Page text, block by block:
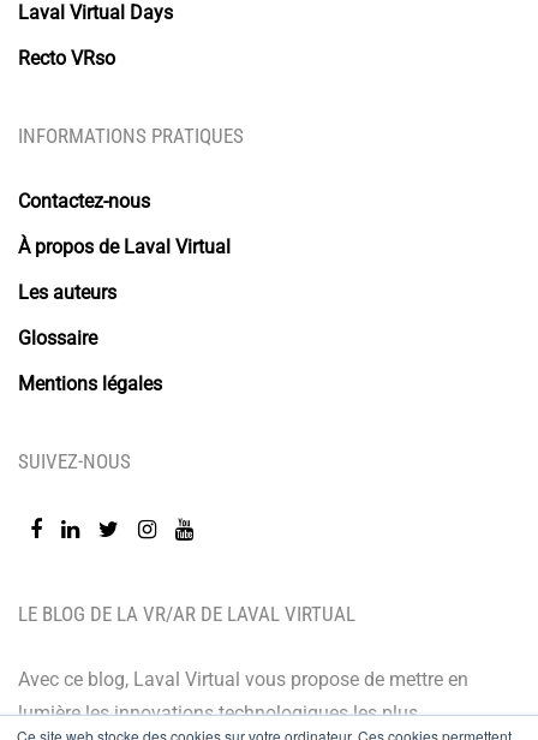
Ce site web stocke des cookies sur votre ordinateur. Ces cookies permettent
LE BLOG DE LA VR/AR DE LAVAL VIRTUAL
Avec ce blog, Laval Virtual vous propose de mettre en
lumière les innovations technologiques les plus
Laval Virtual Days
Recto VRso
INFORMATIONS PRATIQUES
Contactez-nous
À propos de Laval Virtual
Les auteurs
Glossaire
Mentions légales
SUIVEZ-NOUS